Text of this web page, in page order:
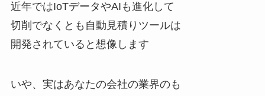
近年ではIoTデータやAIも進化して
切削でなくとも自動見積りツールは
開発されていると想像します
いや、実はあなたの会社の業界のも